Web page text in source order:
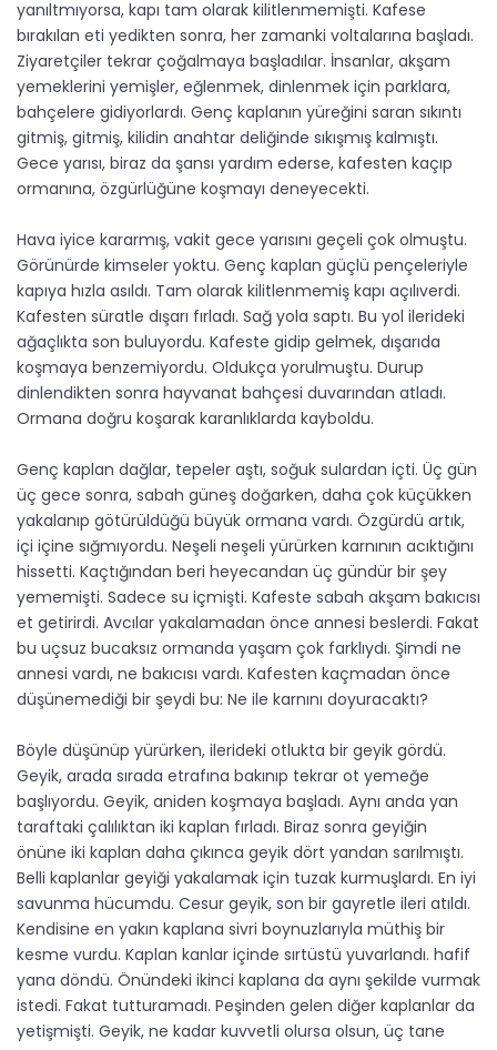
yanıltmıyorsa, kapı tam olarak kilitlenmemişti. Kafese
bırakılan eti yedikten sonra, her zamanki voltalarına başladı.
Ziyaretçiler tekrar çoğalmaya başladılar. İnsanlar, akşam
yemeklerini yemişler, eğlenmek, dinlenmek için parklara,
bahçelere gidiyorlardı. Genç kaplanın yüreğini saran sıkıntı
gitmiş, gitmiş, kilidin anahtar deliğinde sıkışmış kalmıştı.
Gece yarısı, biraz da şansı yardım ederse, kafesten kaçıp
ormanına, özgürlüğüne koşmayı deneyecekti.
Hava iyice kararmış, vakit gece yarısını geçeli çok olmuştu.
Görünürde kimseler yoktu. Genç kaplan güçlü pençeleriyle
kapıya hızla asıldı. Tam olarak kilitlenmemiş kapı açılıverdi.
Kafesten süratle dışarı fırladı. Sağ yola saptı. Bu yol ilerideki
ağaçlıkta son buluyordu. Kafeste gidip gelmek, dışarıda
koşmaya benzemiyordu. Oldukça yorulmuştu. Durup
dinlendikten sonra hayvanat bahçesi duvarından atladı.
Ormana doğru koşarak karanlıklarda kayboldu.
Genç kaplan dağlar, tepeler aştı, soğuk sulardan içti. Üç gün
üç gece sonra, sabah güneş doğarken, daha çok küçükken
yakalanıp götürüldüğü büyük ormana vardı. Özgürdü artık,
içi içine sığmıyordu. Neşeli neşeli yürürken karnının acıktığını
hissetti. Kaçtığından beri heyecandan üç gündür bir şey
yememişti. Sadece su içmişti. Kafeste sabah akşam bakıcısı
et getirirdi. Avcılar yakalamadan önce annesi beslerdi. Fakat
bu uçsuz bucaksız ormanda yaşam çok farklıydı. Şimdi ne
annesi vardı, ne bakıcısı vardı. Kafesten kaçmadan önce
düşünemediği bir şeydi bu: Ne ile karnını doyuracaktı?
Böyle düşünüp yürürken, ilerideki otlukta bir geyik gördü.
Geyik, arada sırada etrafına bakınıp tekrar ot yemeğe
başlıyordu. Geyik, aniden koşmaya başladı. Aynı anda yan
taraftaki çalılıktan iki kaplan fırladı. Biraz sonra geyiğin
önüne iki kaplan daha çıkınca geyik dört yandan sarılmıştı.
Belli kaplanlar geyiği yakalamak için tuzak kurmuşlardı. En iyi
savunma hücumdu. Cesur geyik, son bir gayretle ileri atıldı.
Kendisine en yakın kaplana sivri boynuzlarıyla müthiş bir
kesme vurdu. Kaplan kanlar içinde sırtüstü yuvarlandı. hafif
yana döndü. Önündeki ikinci kaplana da aynı şekilde vurmak
istedi. Fakat tutturamadı. Peşinden gelen diğer kaplanlar da
yetişmişti. Geyik, ne kadar kuvvetli olursa olsun, üç tane